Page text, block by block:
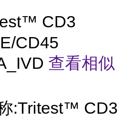
CD3
CD45
查看相似
:Tritest™ CD3